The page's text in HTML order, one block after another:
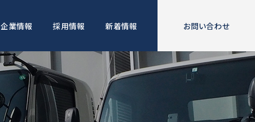
企業情報 採用情報 新着情報 お問い合わせ